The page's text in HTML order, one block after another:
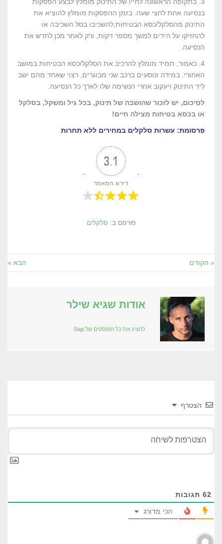
3. בתקופה הראשונה לחייו של התינוק מומלץ לבצע הפסקות
בנסיעה אחת לחצי שעה. בזמן ההפסקות מומלץ להוציא את
התינוק מהסלקל/כסא הבטיחות,להשכיבו בסל השכיבה או
להחזיקו על הידים למשך מספר דקות, ורק לאחר מכן לחדש את
הנסיעה.
4. כאמור, תמיד מומלץ להרכיב את הסלקל/כסא הבטיחות במושב
האחורי. במידה ונוסעים ברכב שני מבוגרים, רצוי שאחד מהם ישב
ליד התינוק ויעקוב אחרי הנשימה שלו לארך כל הנסיעה.
לסיכום, יש לזכור שהושבה של תינוק, בכל גיל ומשקל, בסלקל
או בכסא בטיחות מצילה חיים!
פרסומת: עשרות סלקלים במחירים ללא תחרות
3.1
דירוג המאמר
פורסם ב: סלקלים
« הקודם הבא »
אודות שגיא שילר
להציג את כל הפוסטים של Sagi
הצטרף
62 תגובות
הכי מדורג